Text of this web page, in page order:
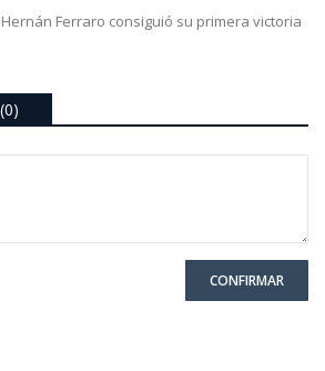
Ferraro consiguió su primera victoria
CONFIRMAR